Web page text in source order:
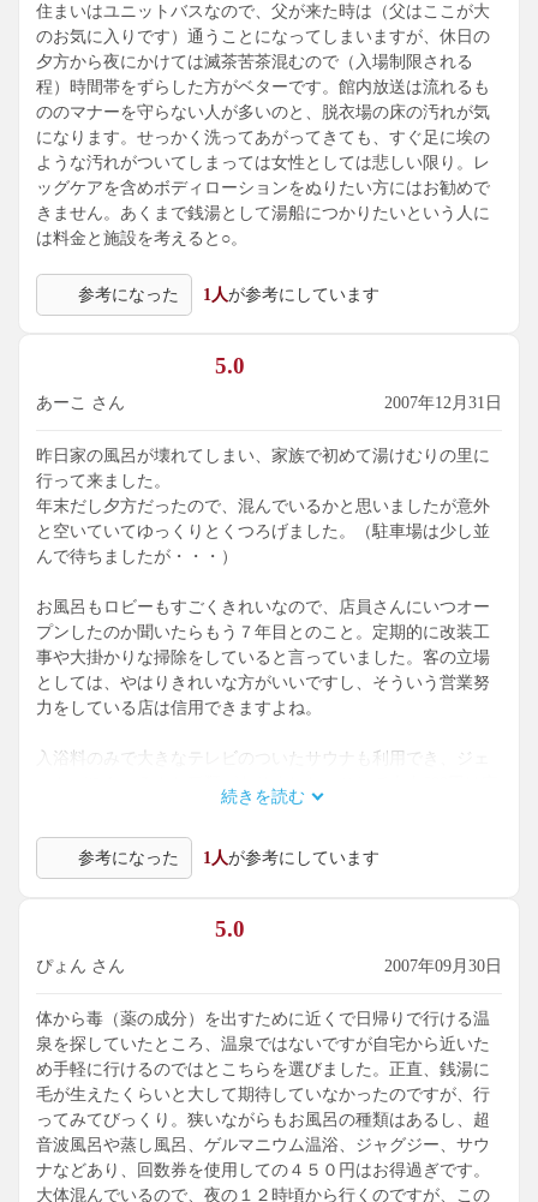
住まいはユニットバスなので、父が来た時は（父はここが大
のお気に入りです）通うことになってしまいますが、休日の
夕方から夜にかけては滅茶苦茶混むので（入場制限される
程）時間帯をずらした方がベターです。館内放送は流れるも
ののマナーを守らない人が多いのと、脱衣場の床の汚れが気
になります。せっかく洗ってあがってきても、すぐ足に埃の
ような汚れがついてしまっては女性としては悲しい限り。レ
ッグケアを含めボディローションをぬりたい方にはお勧めで
きません。あくまで銭湯として湯船につかりたいという人に
は料金と施設を考えると○。
参考になった 1人が参考にしています
5.0
あーこ さん 2007年12月31日
昨日家の風呂が壊れてしまい、家族で初めて湯けむりの里に
行って来ました。
年末だし夕方だったので、混んでいるかと思いましたが意外
と空いていてゆっくりとくつろげました。（駐車場は少し並
んで待ちましたが・・・）
お風呂もロビーもすごくきれいなので、店員さんにいつオー
プンしたのか聞いたらもう７年目とのこと。定期的に改装工
事や大掛かりな掃除をしていると言っていました。客の立場
としては、やはりきれいな方がいいですし、そういう営業努
力をしている店は信用できますよね。
入浴料のみで大きなテレビのついたサウナも利用でき、ジェ
続きを読む
参考になった 1人が参考にしています
5.0
ぴょん さん 2007年09月30日
体から毒（薬の成分）を出すために近くで日帰りで行ける温
泉を探していたところ、温泉ではないですが自宅から近いた
め手軽に行けるのではとこちらを選びました。正直、銭湯に
毛が生えたくらいと大して期待していなかったのですが、行
ってみてびっくり。狭いながらもお風呂の種類はあるし、超
音波風呂や蒸し風呂、ゲルマニウム温浴、ジャグジー、サウ
ナなどあり、回数券を使用しての４５０円はお得過ぎです。
大体混んでいるので、夜の１２時頃から行くのですが、この